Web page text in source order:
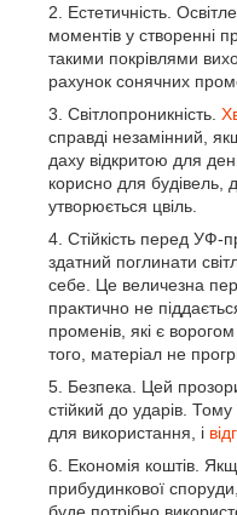
Естетичність.
моментів у створенні
такими покрівлями
рахунок сонячних
Світлопроникність.
справді незамінний,
даху відкритою для
корисно для будівель,
утворюється цвіль.
Стійкість перед
здатний поглинати
себе. Це величезна
практично не
променів, які є
того, матеріал не
Безпека. Цей
стійкий до ударів.
для використання, і
Економія коштів.
прибудинкової
буде потрібно